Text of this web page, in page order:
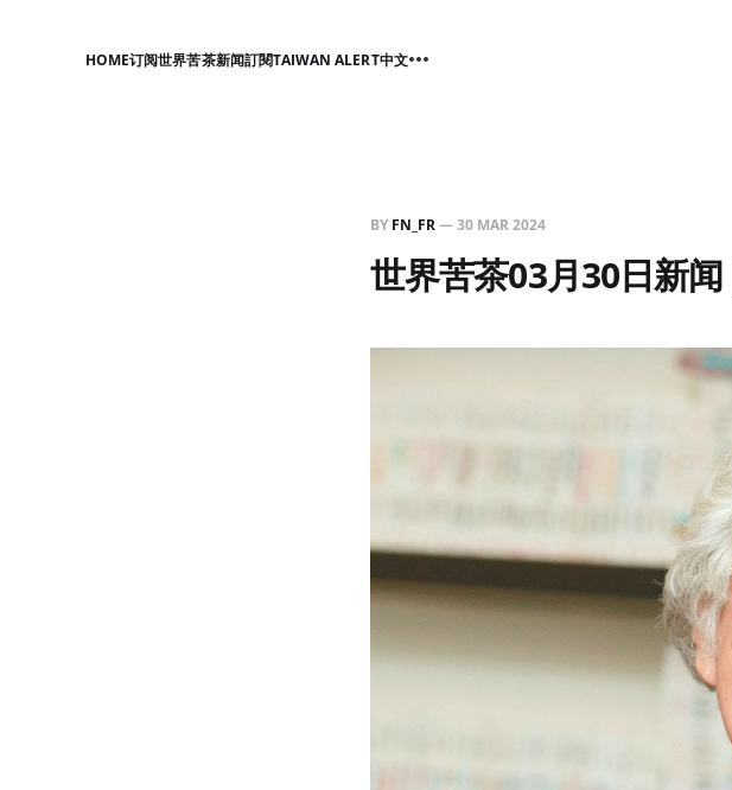
HOME订阅世界苦茶新闻訂閱TAIWAN ALERT中文
BY FN_FR—30 MAR 2024
世界苦茶03月30日新